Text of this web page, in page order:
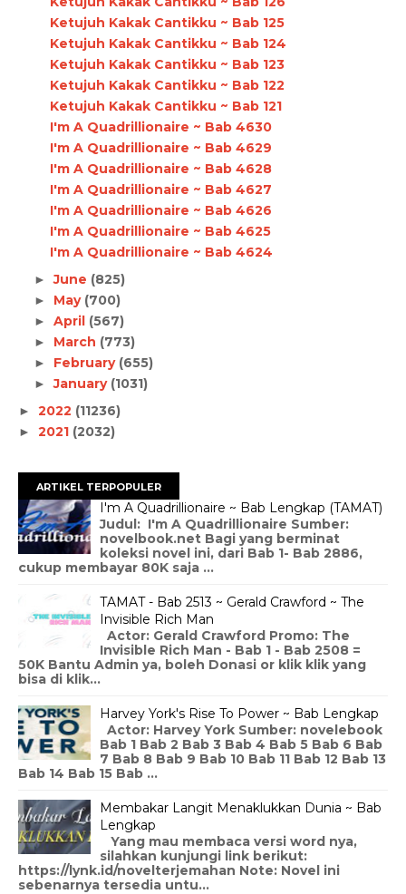
Ketujuh Kakak Cantikku ~ Bab 125
Ketujuh Kakak Cantikku ~ Bab 124
Ketujuh Kakak Cantikku ~ Bab 123
Ketujuh Kakak Cantikku ~ Bab 122
Ketujuh Kakak Cantikku ~ Bab 121
I'm A Quadrillionaire ~ Bab 4630
I'm A Quadrillionaire ~ Bab 4629
I'm A Quadrillionaire ~ Bab 4628
I'm A Quadrillionaire ~ Bab 4627
I'm A Quadrillionaire ~ Bab 4626
I'm A Quadrillionaire ~ Bab 4625
I'm A Quadrillionaire ~ Bab 4624
►June (825)
► May (700)
► April (567)
► March (773)
► February (655)
►January (1031)
► 2022 (11236)
► 2021 (2032)
ARTIKEL TERPOPULER
I'm A Quadrillionaire ~ Bab Lengkap (TAMAT)
Judul: I'm A Quadrillionaire Sumber:
novelbook.net Bagi yang berminat
koleksi novel ini, dari Bab 1- Bab 2886,
cukup membayar 80K saja ...
TAMAT - Bab 2513 ~ Gerald Crawford ~ The
Invisible Rich Man
Actor: Gerald Crawford Promo: The
Invisible Rich Man - Bab 1 - Bab 2508 =
50K Bantu Admin ya, boleh Donasi or klik klik yang
bisa di klik...
Harvey York's Rise To Power ~ Bab Lengkap
Actor: Harvey York Sumber: novelebook
Bab 1 Bab 2 Bab 3 Bab 4 Bab 5 Bab 6 Bab
7 Bab 8 Bab 9 Bab 10 Bab 11 Bab 12 Bab 13
Bab 14 Bab 15 Bab ...
Membakar Langit Menaklukkan Dunia ~ Bab
Lengkap
Yang mau membaca versi word nya,
silahkan kunjungi link berikut:
https://lynk.id/novelterjemahan Note: Novel ini
sebenarnya tersedia untu...